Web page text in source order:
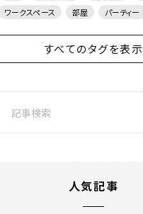
ワークスペース
部屋 パーティー
すべてのタグを表示
人気記事